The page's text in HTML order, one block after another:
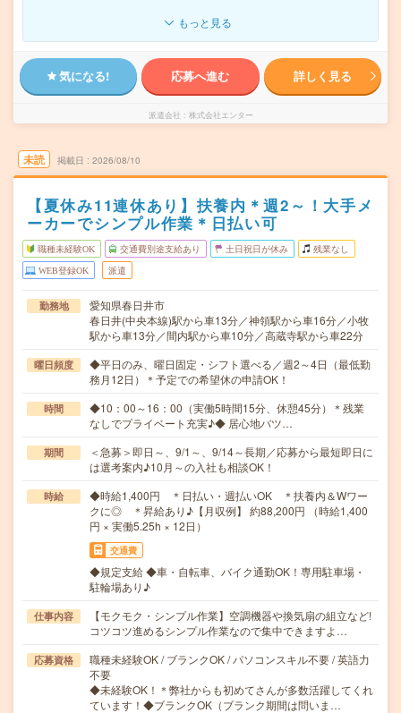
もっと見る
気になる! 応募へ進む 詳しく見る
派遣会社 株式会社エンター
未読 掲載日 2026/08/10
【夏休み11連休あり】扶養内＊週2～！大手メ
ーカーでシンプル作業＊日払い可
職種未経験OK 交通費別途支給あり 土日祝日が休み 残業なし
WEB登録OK 派遣
勤務地
愛知県春日井市
春日井(中央本線)駅から車13分／神領駅から車16分／小牧
駅から車13分／間内駅から車10分／高蔵寺駅から車22分
曜日頻度
◆平日のみ、曜日固定・シフト選べる／週2～4日（最低勤
務月12日）＊予定での希望休の申請OK！
時間
◆10：00～16：00（実働5時間15分、休憩45分）＊残業
なしでプライベート充実♪◆ 居心地バツ…
期間
＜急募＞即日～、9/1～、9/14～長期／応募から最短即日に
は選考案内♪10月～の入社も相談OK！
時給
◆時給1,400円 ＊日払い・週払いOK ＊扶養内＆Wワー
クに◎ ＊昇給あり♪【月収例】 約88,200円 （時給1,400
円 × 実働5.25h × 12日）
交通費
◆規定支給 ◆車・自転車、バイク通勤OK！専用駐車場・
駐輪場あり♪
仕事内容
【モクモク・シンプル作業】空調機器や換気扇の組立など!
コツコツ進めるシンプル作業なので集中できますよ…
応募資格
職種未経験OK / ブランクOK / パソコンスキル不要 / 英語力
不要
◆未経験OK！＊弊社からも初めてさんが多数活躍してくれ
ています！◆ブランクOK（ブランク期間は問いま…